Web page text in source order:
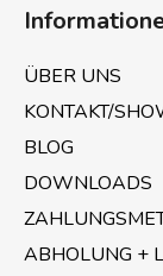
ÜBER UNS
KONTAKT/
BLOG
DOWNLOADS
ABHOLUNG +